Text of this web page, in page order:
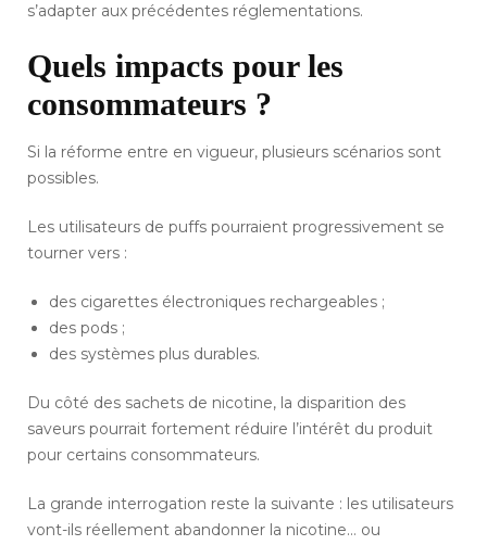
s’adapter aux précédentes réglementations.
Quels impacts pour les
consommateurs ?
Si la réforme entre en vigueur, plusieurs scénarios sont
possibles.
Les utilisateurs de puffs pourraient progressivement se
tourner vers :
des cigarettes électroniques rechargeables ;
des pods ;
des systèmes plus durables.
Du côté des sachets de nicotine, la disparition des
saveurs pourrait fortement réduire l’intérêt du produit
pour certains consommateurs.
La grande interrogation reste la suivante : les utilisateurs
vont-ils réellement abandonner la nicotine… ou